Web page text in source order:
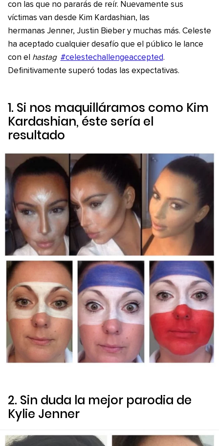
con las que no pararás de reír. Nuevamente sus
víctimas van desde Kim Kardashian, las
hermanas Jenner, Justin Bieber y muchas más. Celeste
ha aceptado cualquier desafío que el público le lance
con el hastag #celestechallengeaccepted.
Definitivamente superó todas las expectativas.
1. Si nos maquilláramos como Kim
Kardashian, éste sería el
resultado
2. Sin duda la mejor parodia de
Kylie Jenner